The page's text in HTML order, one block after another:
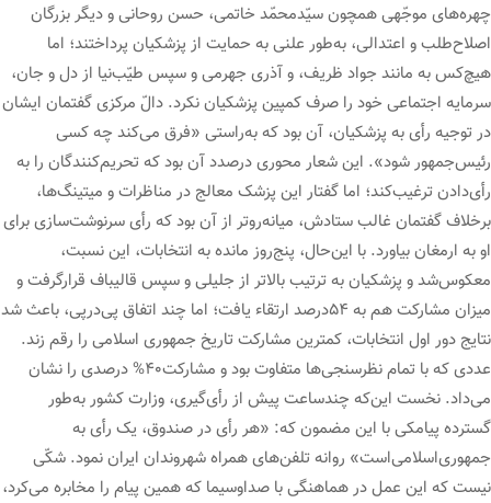
چهره‌های موجّهی همچون سیّدمحمّد خاتمی، حسن روحانی و دیگر بزرگان
اصلاح‌طلب و اعتدالی، به‌طور علنی به حمایت از پزشکیان پرداختند؛ اما
هیچ‌کس به مانند جواد ظریف، و آذری جهرمی و سپس طیّب‌نیا از دل و جان،
سرمایه اجتماعی خود را صرف کمپین پزشکیان نکرد. دالّ مرکزی گفتمان ایشان
در توجیه رأی به پزشکیان، آن بود که به‌راستی «فرق می‌کند چه کسی
رئیس‌جمهور شود». این شعار محوری درصدد آن بود که تحریم‌کنندگان را به
رأی‌دادن ترغیب‌کند؛ اما گفتار این پزشک معالج در مناظرات و میتینگ‌ها،
برخلاف گفتمان غالب ستادش، میانه‌‌روتر از آن بود که رأی سرنوشت‌سازی برای
او به ارمغان بیاورد. با این‌حال، پنج‌روز مانده به انتخابات، این نسبت،
معکوس‌شد و پزشکیان به ترتیب بالاتر از جلیلی و سپس قالیباف قرارگرفت و
میزان مشارکت هم به ۵۴درصد ارتقاء یافت؛ اما چند اتفاق پی‌درپی، باعث شد
نتایج دور اول انتخابات، کمترین مشارکت تاریخ جمهوری اسلامی را رقم زند.
عددی که با تمام نظرسنجی‌ها متفاوت بود و مشارکت۴۰% درصدی را نشان
می‌داد. نخست این‌که چندساعت پیش از رأی‌گیری، وزارت کشور به‌طور
گسترده پیامکی با این مضمون که: «هر رأی در صندوق، یک رأی به
جمهوری‌اسلامی‌است» روانه تلفن‌های همراه شهروندان ایران نمود. شکّی
نیست که این عمل در هماهنگی با صداوسیما که همین پیام را مخابره می‌کرد،